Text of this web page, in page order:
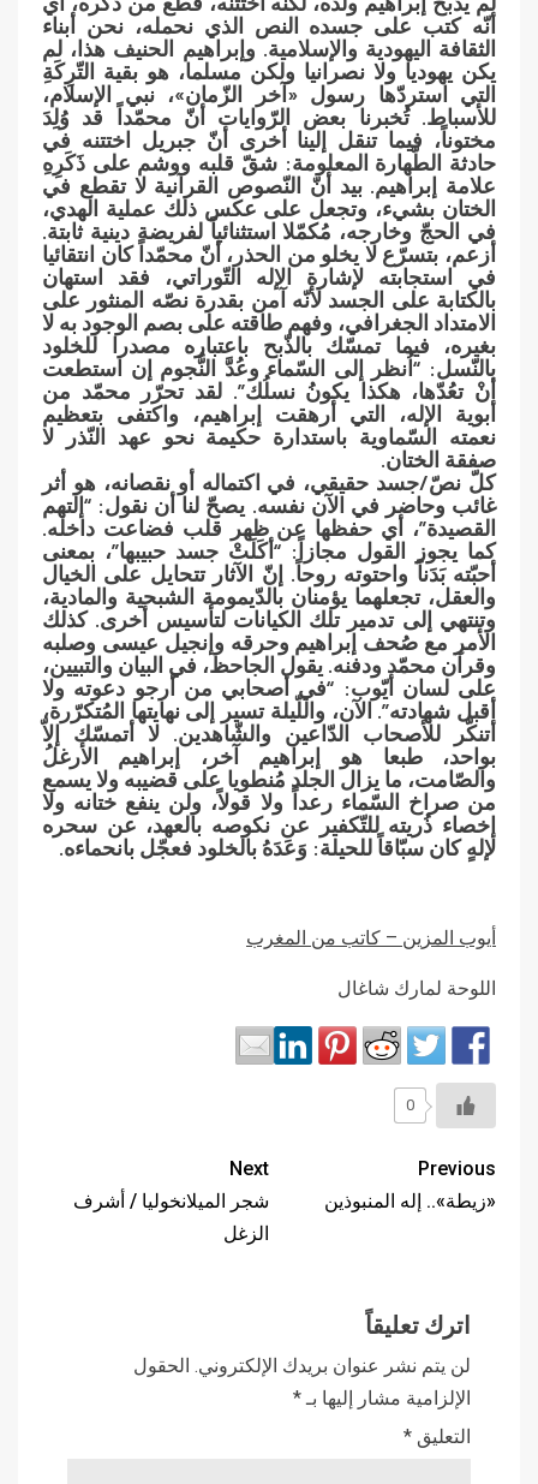
أنّه كتب على جسده النص الذي نحمله، نحن أبناء
الثقافة اليهودية والإسلامية. وإبراهيم الحنيف هذا، لم
يكن يهوديا ولا نصرانيا ولكن مسلما، هو بقية التّرِكَةِ
التي استردّها رسول «آخر الزّمان»، نبي الإسلام،
للأسباط. تُخبرنا بعض الرّوايات أنّ محمّداً قد وُلِدَ
مختوناً، فيما تنقل إلينا أخرى أنّ جبريل اختتنه في
حادثة الطّهارة المعلومة: شقّ قلبه ووشم على ذَكَرِهِ
علامة إبراهيم. بيد أنّ النّصوص القرآنية لا تقطع في
الختان بشيء، وتجعل على عكس ذلك عملية الهدي،
في الحجّ وخارجه، مُكمّلا استثنائياً لفريضة دينية ثابتة.
أزعم، بتسرّع لا يخلو من الحذر، أنّ محمّداً كان انتقائيا
في استجابته لإشارة الإله التّوراتي، فقد استهان
بالكتابة على الجسد لأنّه آمن بقدرة نصّه المنثور على
الامتداد الجغرافي، وفهم طاقته على بصم الوجود به لا
بغيره، فيما تمسّك بالذّبح باعتباره مصدرا للخلود
بالنّسل: “اُنظر إلى السّماء وعُدَّ النُّجوم إن استطعت
أنْ تعُدّها، هكذا يكونُ نسلُك”. لقد تحرّر محمّد من
أبوية الإله، التي أرهقت إبراهيم، واكتفى بتعظيم
نعمته السّماوية باستدارة حكيمة نحو عهد النّذر لا
صفقة الختان.
كلّ نصّ/جسد حقيقي، في اكتماله أو نقصانه، هو أثر
غائب وحاضر في الآن نفسه. يصحّ لنا أن نقول: “إلتهم
القصيدة”، أي حفظها عن ظهر قلب فضاعت داخله.
كما يجوز القول مجازاً: “أكَلَتْ جسد حبيبها”، بمعنى
أحبّته بَدَناً واحتوته روحاً. إنّ الآثار تتحايل على الخيال
والعقل، تجعلهما يؤمنان بالدّيمومة الشبحية والمادية،
وتنتهي إلى تدمير تلك الكيانات لتأسيس أخرى. كذلك
الأمر مع صُحف إبراهيم وحرقه وإنجيل عيسى وصلبه
وقرآن محمّد ودفنه. يقول الجاحظ، في البيان والتبيين،
على لسان أيّوب: “في أصحابي من أرجو دعوته ولا
أقبل شهادته”. الآن، واللّيلة تسير إلى نهايتها المُتكرّرة،
أتنكّر للأصحاب الدّاعين والشّاهدين. لا أتمسّك إلاّ
بواحد، طبعا هو إبراهيم آخر، إبراهيم الأرغلُ
والصّامت، ما يزال الجلد مُنطويا على قضيبه ولا يسمع
من صراخ السّماء رعداً ولا قولاً، ولن ينفع ختانه ولا
إخصاء ذُريته للتّكفير عن نكوصه بالعهد، عن سحره
لإلهٍ كان سبّاقاً للحيلة: وَعَدَهُ بالخلود فعجّل بانحماءه.
أيوب المزين – كاتب من المغرب
اللوحة لمارك شاغال
0
Previous
«زيطة».. إله المنبوذين
Next
شجر الميلانخوليا / أشرف
الزغل
اترك تعليقاً
لن يتم نشر عنوان بريدك الإلكتروني. الحقول
الإلزامية مشار إليها بـ*
التعليق *